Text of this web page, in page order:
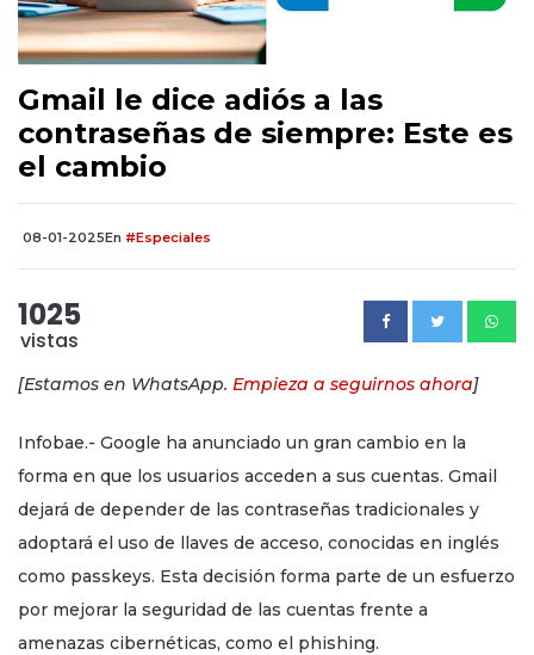
Gmail le dice adiós a las
contraseñas de siempre: Este es
el cambio
08-01-2025En #Especiales
1025
vistas
[Estamos en WhatsApp. Empieza a seguirnos ahora]
Infobae.- Google ha anunciado un gran cambio en la
forma en que los usuarios acceden a sus cuentas. Gmail
dejará de depender de las contraseñas tradicionales y
adoptará el uso de llaves de acceso, conocidas en inglés
como passkeys. Esta decisión forma parte de un esfuerzo
por mejorar la seguridad de las cuentas frente a
amenazas cibernéticas, como el phishing.